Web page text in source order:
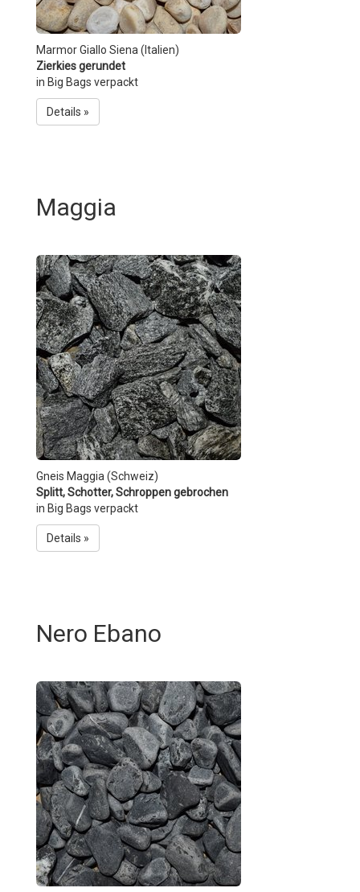
Marmor Giallo Siena (Italien)
Zierkies gerundet
in Big Bags verpackt
Details »
Maggia
Gneis Maggia (Schweiz)
Splitt, Schotter, Schroppen gebrochen
in Big Bags verpackt
Details »
Nero Ebano